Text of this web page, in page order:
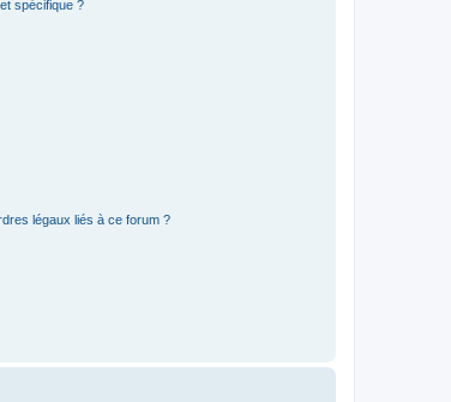
spécifique ?
légaux liés à ce forum ?